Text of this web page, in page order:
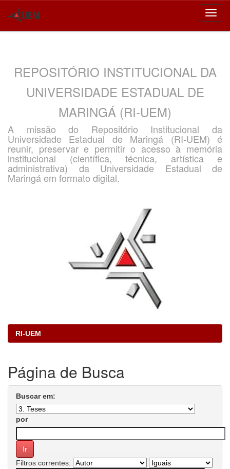
REPOSITÓRIO INSTITUCIONAL DA
UNIVERSIDADE ESTADUAL DE
MARINGÁ (RI-UEM)
A missão do Repositório Institucional da
Universidade Estadual de Maringá (RI-UEM) é
reunir, preservar e permitir o acesso à memória
institucional (científica, técnica, artística e
administrativa) da Universidade Estadual de
Maringá em formato digital.
RI-UEM
Página de Busca
Buscar em:
por
Filtros correntes: